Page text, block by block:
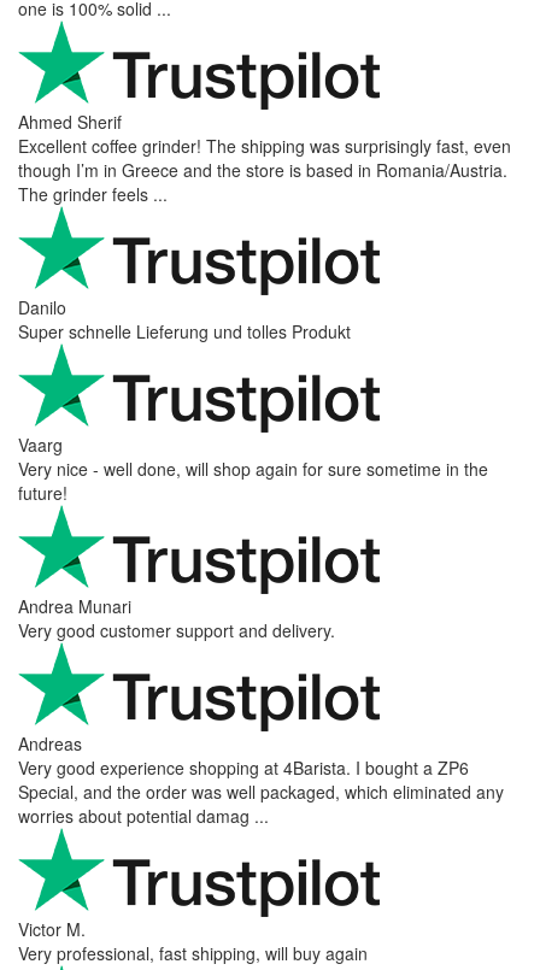
one is 100% solid ...
Ahmed Sherif
Excellent coffee grinder! The shipping was surprisingly fast, even
though I’m in Greece and the store is based in Romania/Austria.
The grinder feels ...
Danilo
Super schnelle Lieferung und tolles Produkt
Vaarg
Very nice - well done, will shop again for sure sometime in the
future!
Andrea Munari
Very good customer support and delivery.
Andreas
Very good experience shopping at 4Barista. I bought a ZP6
Special, and the order was well packaged, which eliminated any
worries about potential damag ...
Victor M.
Very professional, fast shipping, will buy again